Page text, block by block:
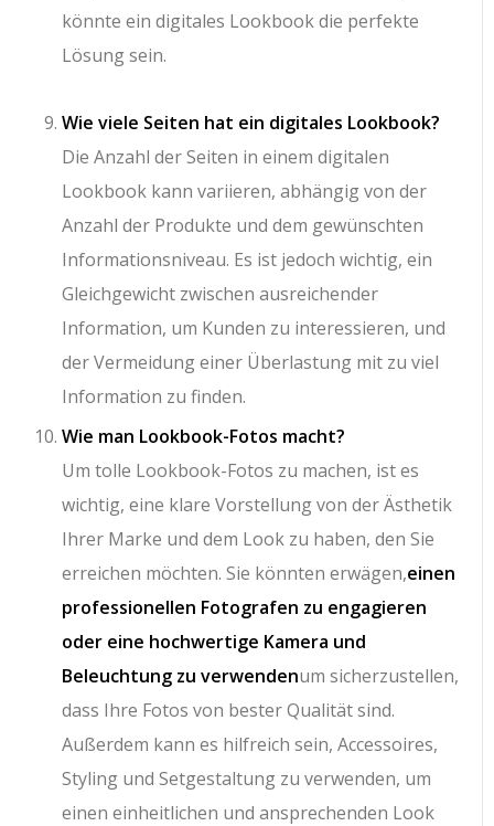
könnte ein digitales Lookbook die perfekte
Lösung sein.
Wie viele Seiten hat ein digitales Lookbook?
Die Anzahl der Seiten in einem digitalen
Lookbook kann variieren, abhängig von der
Anzahl der Produkte und dem gewünschten
Informationsniveau. Es ist jedoch wichtig, ein
Gleichgewicht zwischen ausreichender
Information, um Kunden zu interessieren, und
der Vermeidung einer Überlastung mit zu viel
Information zu finden.
Wie man Lookbook-Fotos macht?
Um tolle Lookbook-Fotos zu machen, ist es
wichtig, eine klare Vorstellung von der Ästhetik
Ihrer Marke und dem Look zu haben, den Sie
erreichen möchten. Sie könnten erwägen,einen
professionellen Fotografen zu engagieren
oder eine hochwertige Kamera und
Beleuchtung zu verwendenum sicherzustellen,
dass Ihre Fotos von bester Qualität sind.
Außerdem kann es hilfreich sein, Accessoires,
Styling und Setgestaltung zu verwenden, um
einen einheitlichen und ansprechenden Look